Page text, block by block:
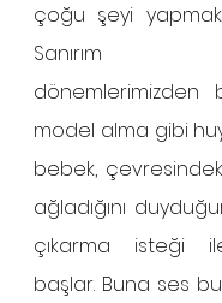
çoğu şeyi
Sanırım
model alma gibi
bebek,
ağladığını
çıkarma isteği
başlar. Buna ses